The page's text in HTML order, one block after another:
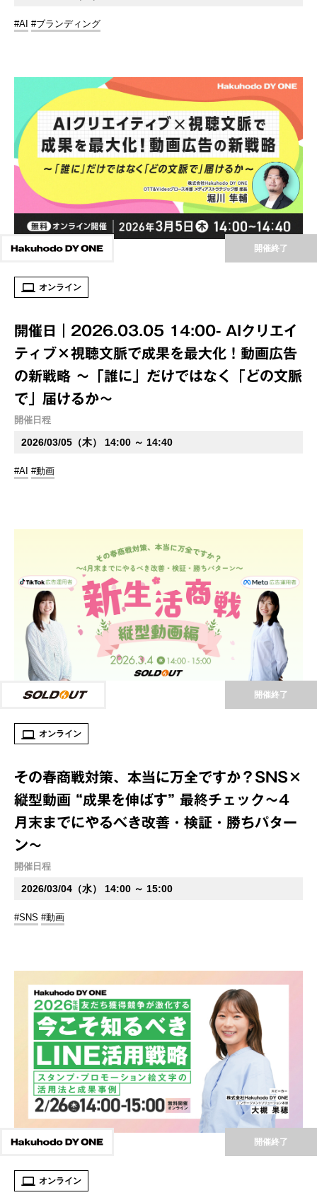
#AI #ブランディング
開催終了
オンライン
開催日｜2026.03.05 14:00- AIクリエイ
ティブ×視聴文脈で成果を最大化！動画広告
の新戦略 ～「誰に」だけではなく「どの文脈
で」届けるか～
開催日程
2026/03/05（木） 14:00 ～ 14:40
#AI #動画
開催終了
オンライン
その春商戦対策、本当に万全ですか？SNS×
縦型動画 “成果を伸ばす” 最終チェック～4
月末までにやるべき改善・検証・勝ちパター
ン～
開催日程
2026/03/04（水） 14:00 ～ 15:00
#SNS #動画
開催終了
オンライン